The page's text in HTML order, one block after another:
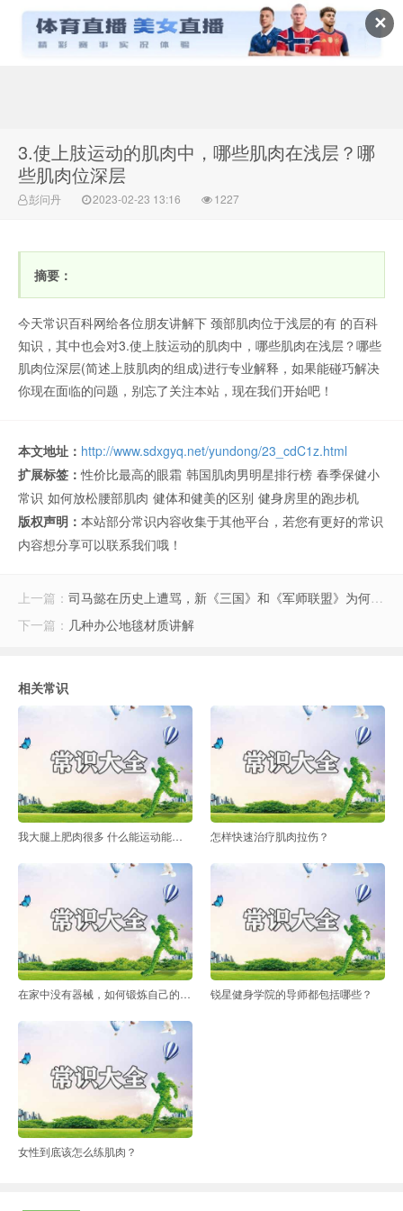
✕
3.使上肢运动的肌肉中，哪些肌肉在浅层？哪
些肌肉位深层
彭问丹 2023-02-23 13:16 1227
摘要：
今天常识百科网给各位朋友讲解下 颈部肌肉位于浅层的有 的百科
知识，其中也会对3.使上肢运动的肌肉中，哪些肌肉在浅层？哪些
肌肉位深层(简述上肢肌肉的组成)进行专业解释，如果能碰巧解决
你现在面临的问题，别忘了关注本站，现在我们开始吧！
本文地址： http://www.sdxgyq.net/yundong/23_cdC1z.html
扩展标签：性价比最高的眼霜 韩国肌肉男明星排行榜 春季保健小
常识 如何放松腰部肌肉 健体和健美的区别 健身房里的跑步机
版权声明： 本站部分常识内容收集于其他平台，若您有更好的常识
内容想分享可以联系我们哦！
上一篇： 司马懿在历史上遭骂，新《三国》和《军师联盟》为何把他捧上天？
下一篇： 几种办公地毯材质讲解
相关常识
我大腿上肥肉很多 什么能运动能快速减掉呢 怎样快速治疗肌肉拉伤？
在家中没有器械，如何锻炼自己的背部？ 锐星健身学院的导师都包括哪些？
女性到底该怎么练肌肉？